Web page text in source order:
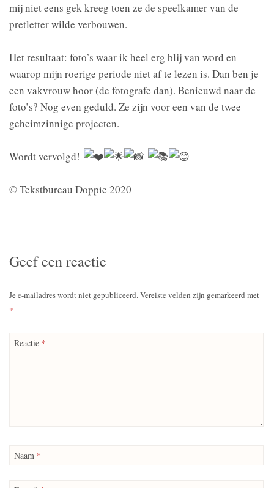
mij niet eens gek kreeg toen ze de speelkamer van de
pretletter wilde verbouwen.
Het resultaat: foto’s waar ik heel erg blij van word en
waarop mijn roerige periode niet af te lezen is. Dan ben je
een vakvrouw hoor (de fotografe dan). Benieuwd naar de
foto’s? Nog even geduld. Ze zijn voor een van de twee
geheimzinnige projecten.
Wordt vervolgd!
© Tekstbureau Doppie 2020
Geef een reactie
Je e-mailadres wordt niet gepubliceerd.Vereiste velden zijn gemarkeerd met
*
Reactie *
Naam *